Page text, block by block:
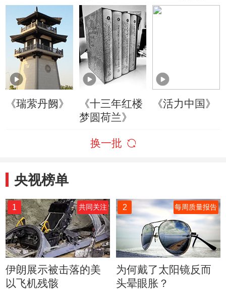
录》
《瑞萦丹阙》
《十三年红楼
梦圆荷兰》
《活力中国》
换一批
央视榜单
1 共同关注
伊朗展示被击落的美
以飞机残骸
2 每周质量报告
为何戴了太阳镜反而
头晕眼胀？